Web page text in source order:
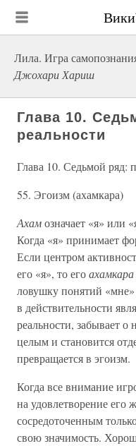
Лила. Игра
Джохари Хариш
Глава 10.
реальности
Глава 10. Седьмой ряд:
55. Эгоизм (ахамкара)
Ахамозначает «я» или
Когда «я» принимает
Если центром
его «я», то егоахамкара
ловушку понятий
в действительности
реальности, забывает о
целым и становится
превращается в эгоизм.
Когда все внимание
на удовлетворение его
сосредоточенным
свою значимость.